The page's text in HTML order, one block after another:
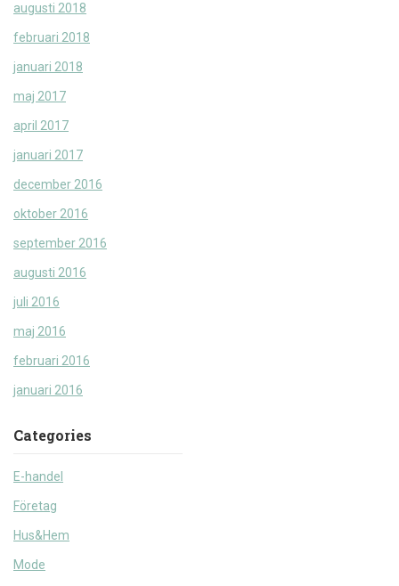
augusti 2018
februari 2018
januari 2018
maj 2017
april 2017
januari 2017
december 2016
oktober 2016
september 2016
augusti 2016
juli 2016
maj 2016
februari 2016
januari 2016
Categories
E-handel
Företag
Hus&Hem
Mode